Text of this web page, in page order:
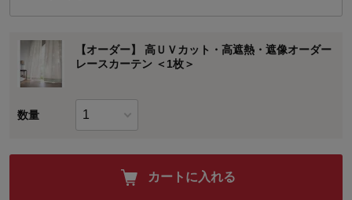
【オーダー】 高ＵＶカット・高遮熱・遮像オーダー
レースカーテン ＜1枚＞
数量
カートに入れる